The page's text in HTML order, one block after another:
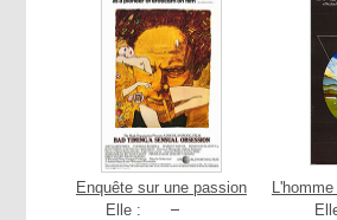
Enquête sur une passion
Elle :